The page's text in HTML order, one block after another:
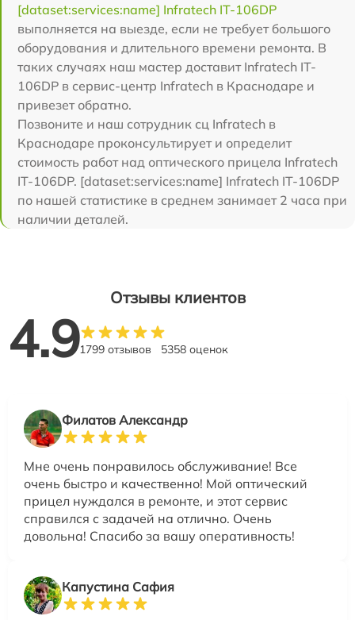
[dataset:services:name] Infratech IT-106DP
выполняется на выезде, если не требует большого
оборудования и длительного времени ремонта. В
таких случаях наш мастер доставит Infratech IT-
106DP в сервис-центр Infratech в Краснодаре и
привезет обратно.
Позвоните и наш сотрудник сц Infratech в
Краснодаре проконсультирует и определит
стоимость работ над оптического прицела Infratech
IT-106DP. [dataset:services:name] Infratech IT-106DP
по нашей статистике в среднем занимает 2 часа при
наличии деталей.
Отзывы клиентов
4.91799 отзывов 5358 оценок
Филатов Александр
Мне очень понравилось обслуживание! Все
очень быстро и качественно! Мой оптический
прицел нуждался в ремонте, и этот сервис
справился с задачей на отлично. Очень
довольна! Спасибо за вашу оперативность!
Капустина Сафия